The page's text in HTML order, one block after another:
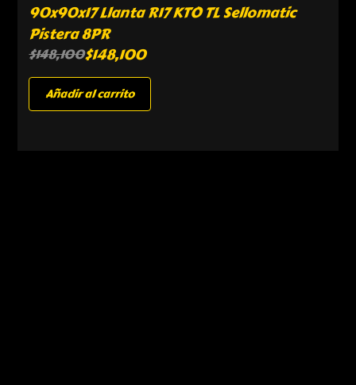
90x90x17 Llanta R17 KTO TL Sellomatic
Pistera 8PR
$148,100$148,100
Añadir al carrito